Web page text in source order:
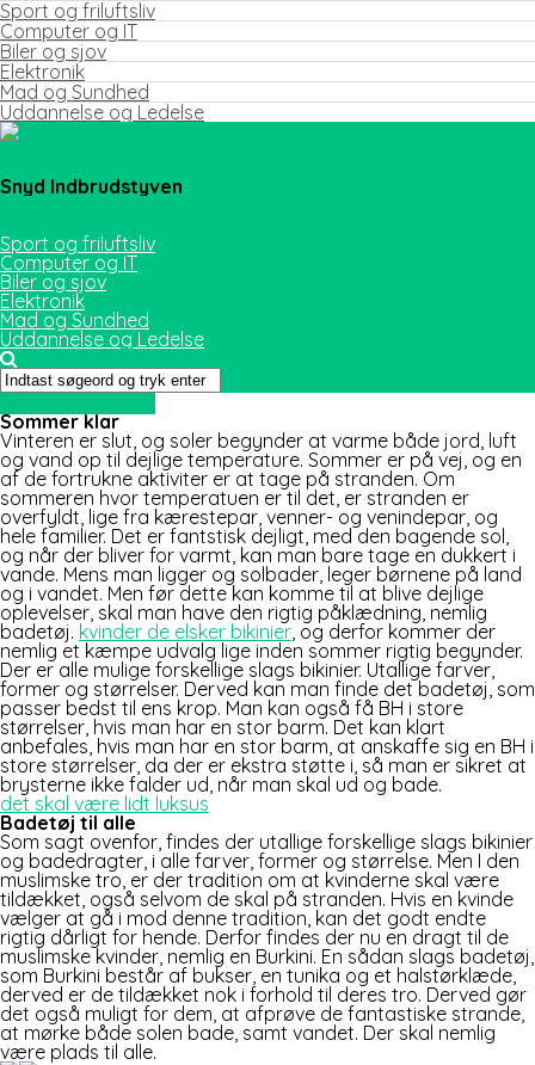
Sport og friluftsliv
Computer og IT
Biler og sjov
Elektronik
Mad og Sundhed
Uddannelse og Ledelse
Snyd Indbrudstyven
Sport og friluftsliv
Computer og IT
Biler og sjov
Elektronik
Mad og Sundhed
Uddannelse og Ledelse
Sommer klar
Vinteren er slut, og soler begynder at varme både jord, luft
og vand op til dejlige temperature. Sommer er på vej, og en
af de fortrukne aktiviter er at tage på stranden. Om
sommeren hvor temperatuen er til det, er stranden er
overfyldt, lige fra kærestepar, venner- og venindepar, og
hele familier. Det er fantstisk dejligt, med den bagende sol,
og når der bliver for varmt, kan man bare tage en dukkert i
vande. Mens man ligger og solbader, leger børnene på land
og i vandet. Men før dette kan komme til at blive dejlige
oplevelser, skal man have den rigtig påklædning, nemlig
badetøj. kvinder de elsker bikinier, og derfor kommer der
nemlig et kæmpe udvalg lige inden sommer rigtig begynder.
Der er alle mulige forskellige slags bikinier. Utallige farver,
former og størrelser. Derved kan man finde det badetøj, som
passer bedst til ens krop. Man kan også få BH i store
størrelser, hvis man har en stor barm. Det kan klart
anbefales, hvis man har en stor barm, at anskaffe sig en BH i
store størrelser, da der er ekstra støtte i, så man er sikret at
brysterne ikke falder ud, når man skal ud og bade.
det skal være lidt luksus
Badetøj til alle
Som sagt ovenfor, findes der utallige forskellige slags bikinier
og badedragter, i alle farver, former og størrelse. Men I den
muslimske tro, er der tradition om at kvinderne skal være
tildækket, også selvom de skal på stranden. Hvis en kvinde
vælger at gå i mod denne tradition, kan det godt endte
rigtig dårligt for hende. Derfor findes der nu en dragt til de
muslimske kvinder, nemlig en Burkini. En sådan slags badetøj,
som Burkini består af bukser, en tunika og et halstørklæde,
derved er de tildækket nok i forhold til deres tro. Derved gør
det også muligt for dem, at afprøve de fantastiske strande,
at mørke både solen bade, samt vandet. Der skal nemlig
være plads til alle.